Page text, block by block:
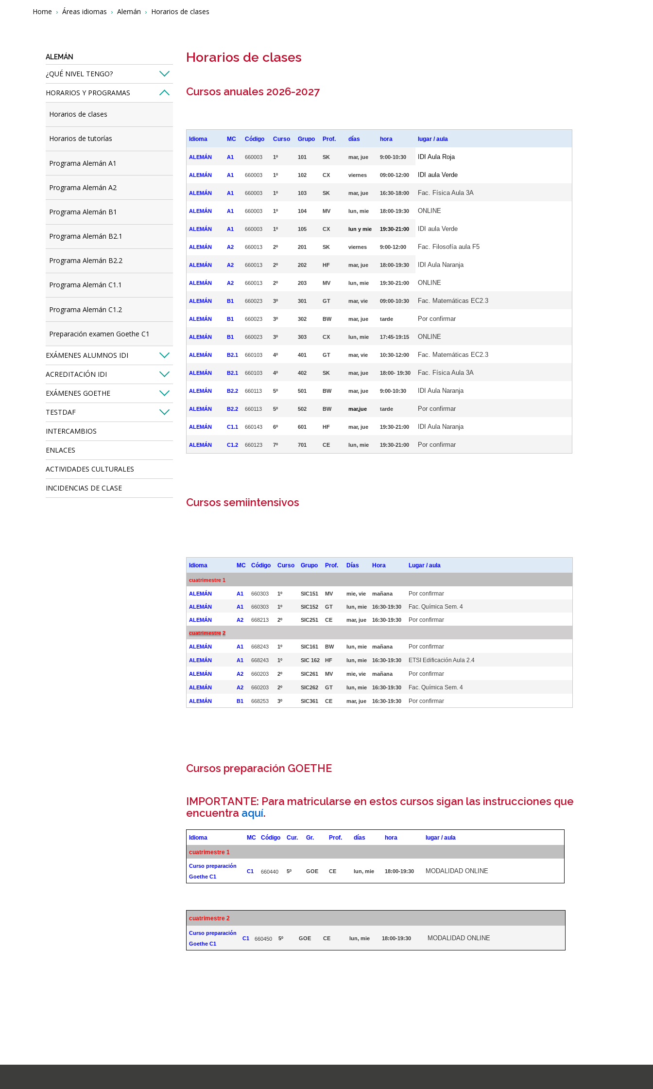
Breadcrumbs
You
Home Áreas idiomas Alemán Horarios de clases
Horarios de clases
Cursos anuales 2026-2027
Idioma MC Código Curso Grupo Prof. días hora lugar / aula
ALEMÁN A1 660003 1º 101 SK mar, jue 9:00-10:30 IDI Aula Roja
ALEMÁN A1 660003 1º 102 CX viernes 09:00-12:00 IDI aula Verde
ALEMÁN A1 660003 1º 103 SK mar, jue 16:30-18:00 Fac. Física Aula 3A
ALEMÁN A1 660003 1º 104 MV lun, mie 18:00-19:30 ONLINE
ALEMÁN A1 660003 1º 105 CX lun y mie 19:30-21:00 IDI aula Verde
ALEMÁN A2 660013 2º 201 SK viernes 9:00-12:00 Fac. Filosofía aula F5
ALEMÁN A2 660013 2º 202 HF mar, jue 18:00-19:30 IDI Aula Naranja
ALEMÁN A2 660013 2º 203 MV lun, mie 19:30-21:00 ONLINE
ALEMÁN B1 660023 3º 301 GT mar, vie 09:00-10:30 Fac. Matemáticas EC2.3
ALEMÁN B1 660023 3º 302 BW mar, jue tarde Por confirmar
ALEMÁN B1 660023 3º 303 CX lun, mie 17:45-19:15 ONLINE
ALEMÁN B2.1 660103 4º 401 GT mar, vie 10:30-12:00 Fac. Matemáticas EC2.3
ALEMÁN B2.1 660103 4º 402 SK mar, jue 18:00- 19:30 Fac. Física Aula 3A
ALEMÁN B2.2 660113 5º 501 BW mar, jue 9:00-10:30 IDI Aula Naranja
ALEMÁN B2.2 660113 5º 502 BW mar,jue tarde Por confirmar
ALEMÁN C1.1 660143 6º 601 HF mar, jue 19:30-21:00 IDI Aula Naranja
ALEMÁN C1.2 660123 7º 701 CE lun, mie 19:30-21:00 Por confirmar
Cursos semiintensivos
Idioma MC Código Curso Grupo Prof. Días Hora Lugar / aula
cuatrimestre 1
ALEMÁN A1 660303 1º SIC151 MV mie, vie mañana Por confirmar
ALEMÁN A1 660303 1º SIC152 GT lun, mie 16:30-19:30 Fac. Química Sem. 4
ALEMÁN A2 668213 2º SIC251 CE mar, jue 16:30-19:30 Por confirmar
cuatrimestre 2
ALEMÁN A1 668243 1º SIC161 BW lun, mie mañana Por confirmar
ALEMÁN A1 668243 1º SIC 162 HF lun, mie 16:30-19:30 ETSI Edificación Aula 2.4
ALEMÁN A2 660203 2º SIC261 MV mie, vie mañana Por confirmar
ALEMÁN A2 660203 2º SIC262 GT lun, mie 16:30-19:30 Fac. Química Sem. 4
ALEMÁN B1 668253 3º SIC361 CE mar, jue 16:30-19:30 Por confirmar
Cursos preparación GOETHE
IMPORTANTE: Para matricularse en estos cursos sigan las instrucciones que
encuentra aquí.
Idioma MC Código Cur. Gr. Prof. días hora lugar / aula
cuatrimestre 1
Curso preparación
Goethe C1
C1 660440 5º GOE CE lun, mie 18:00-19:30 MODALIDAD ONLINE
cuatrimestre 2
Curso preparación
Goethe C1
C1 660450 5º GOE CE lun, mie 18:00-19:30 MODALIDAD ONLINE
ALEMÁN
¿QUÉ NIVEL TENGO?
HORARIOS Y PROGRAMAS
Horarios de clases
Horarios de tutorías
Programa Alemán A1
Programa Alemán A2
Programa Alemán B1
Programa Alemán B2.1
Programa Alemán B2.2
Programa Alemán C1.1
Programa Alemán C1.2
Preparación examen Goethe C1
EXÁMENES ALUMNOS IDI
ACREDITACIÓN IDI
EXÁMENES GOETHE
TESTDAF
INTERCAMBIOS
ENLACES
ACTIVIDADES CULTURALES
INCIDENCIAS DE CLASE